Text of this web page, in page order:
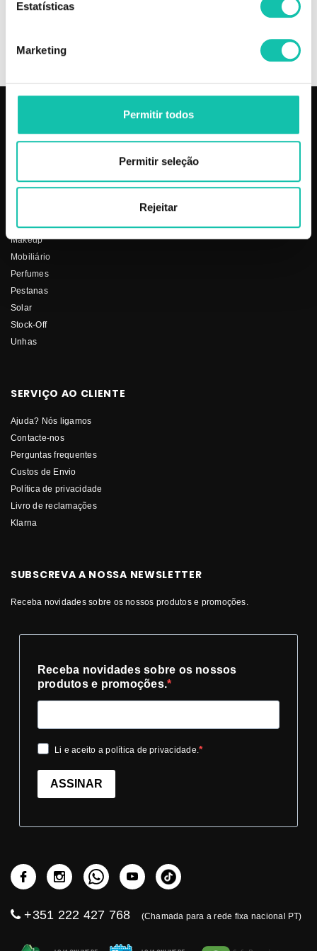
Estatísticas
Marketing
Permitir todos
Permitir seleção
Rejeitar
Cabelo
Makeup
Mobiliário
Perfumes
Pestanas
Solar
Stock-Off
Unhas
Sobre nós
Os nossos preços
Fornecedores
SERVIÇO AO CLIENTE
Ajuda? Nós ligamos
Contacte-nos
Perguntas frequentes
Custos de Envio
Política de privacidade
Livro de reclamações
Klarna
SUBSCREVA A NOSSA NEWSLETTER
Receba novidades sobre os nossos produtos e promoções.
Receba novidades sobre os nossos
produtos e promoções.
Li e aceito a política de privacidade.
ASSINAR
+351 222 427 768 (Chamada para a rede fixa nacional PT)